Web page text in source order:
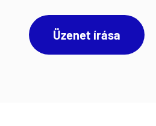
Üzenet írása